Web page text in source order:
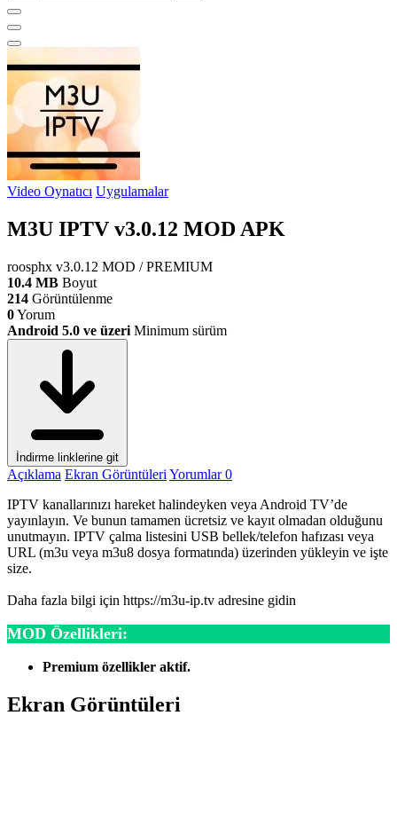
Video Oynatıcı Uygulamalar
M3U IPTV v3.0.12 MOD APK
roosphx v3.0.12 MOD / PREMIUM
10.4 MB Boyut
214 Görüntülenme
0Yorum
Android 5.0 ve üzeri Minimum sürüm
İndirme linklerine git
Açıklama Ekran Görüntüleri Yorumlar0
IPTV kanallarınızı hareket halindeyken veya Android TV’de
yayınlayın. Ve bunun tamamen ücretsiz ve kayıt olmadan olduğunu
unutmayın. IPTV çalma listesini USB bellek/telefon hafızası veya
URL (m3u veya m3u8 dosya formatında) üzerinden yükleyin ve işte
size.
Daha fazla bilgi için https://m3u-ip.tv adresine gidin
MOD Özellikleri:
Premium özellikler aktif.
Ekran Görüntüleri